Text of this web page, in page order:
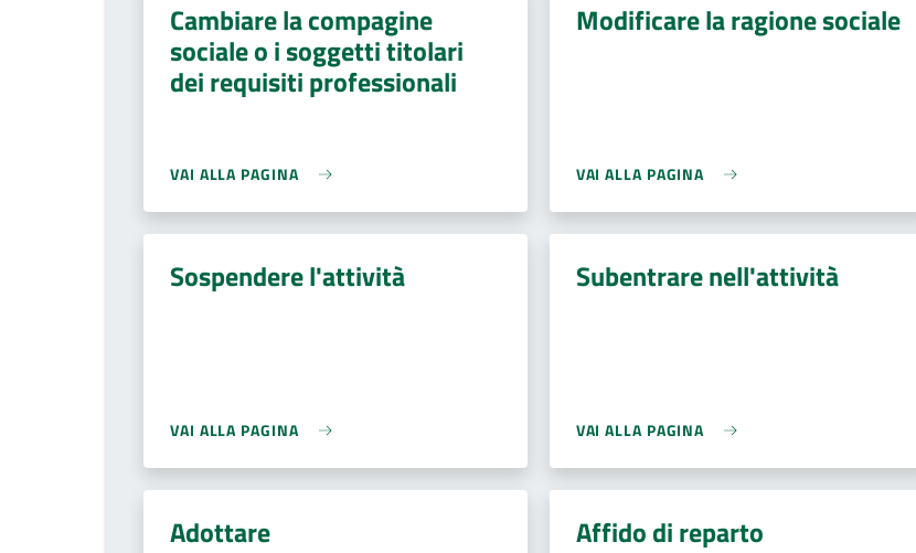
Cambiare la compagine
sociale o i soggetti titolari
dei requisiti professionali
VAI ALLA PAGINA
Modificare la ragione sociale
VAI ALLA PAGINA
Sospendere l'attività
VAI ALLA PAGINA
Subentrare nell'attività
VAI ALLA PAGINA
Adottare Affido di reparto